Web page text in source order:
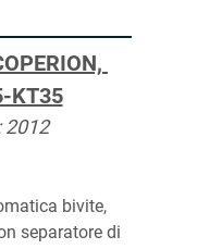
KT35
2012
bivite,
separatore di